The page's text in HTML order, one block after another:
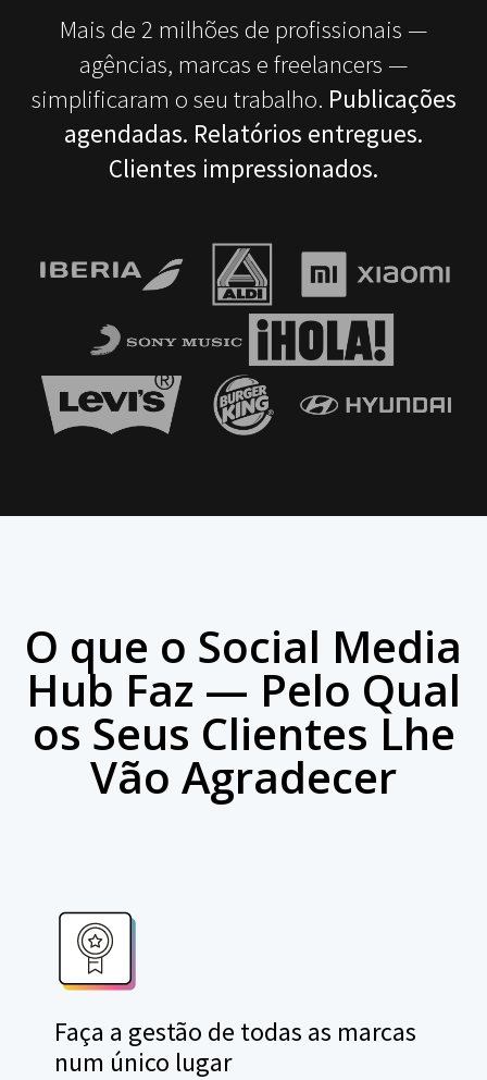
Mais de 2 milhões de profissionais —
agências, marcas e freelancers —
simplificaram o seu trabalho. Publicações
agendadas. Relatórios entregues.
Clientes impressionados.
O que o Social Media
Hub Faz — Pelo Qual
os Seus Clientes Lhe
Vão Agradecer
Faça a gestão de todas as marcas
num único lugar